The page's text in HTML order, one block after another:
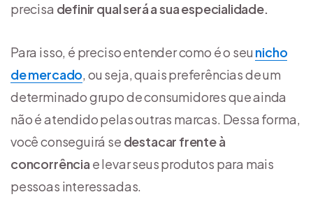
precisa definir qual será a sua especialidade.
Para isso, é preciso entender como é o seu nicho
de mercado, ou seja, quais preferências de um
determinado grupo de consumidores que ainda
não é atendido pelas outras marcas. Dessa forma,
você conseguirá se destacar frente à
concorrência e levar seus produtos para mais
pessoas interessadas.